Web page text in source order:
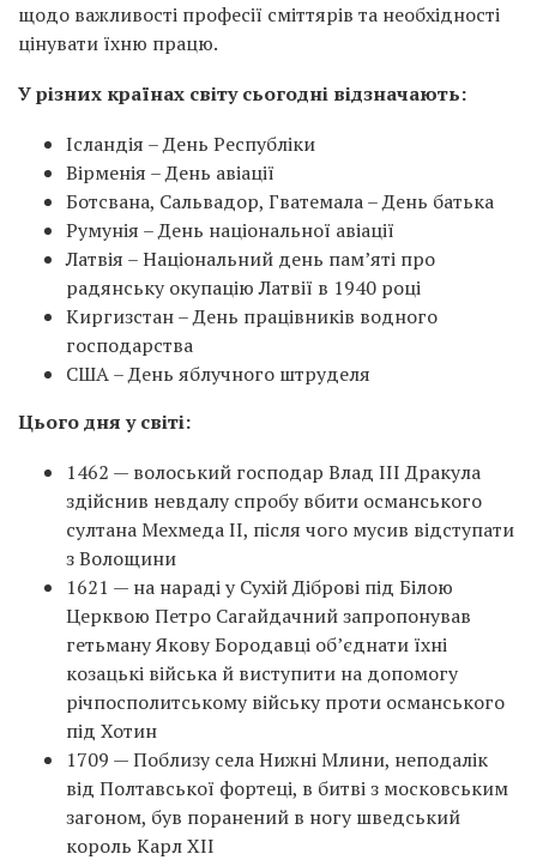
щодо важливості професії сміттярів та необхідності
цінувати їхню працю.
У різних країнах світу сьогодні відзначають:
Ісландія – День Республіки
Вірменія – День авіації
Ботсвана, Сальвадор, Гватемала – День батька
Румунія – День національної авіації
Латвія – Національний день пам’яті про
радянську окупацію Латвії в 1940 році
Киргизстан – День працівників водного
господарства
США – День яблучного штруделя
Цього дня у світі:
1462 — волоський господар Влад III Дракула
здійснив невдалу спробу вбити османського
султана Мехмеда II, після чого мусив відступати
з Волощини
1621 — на нараді у Сухій Діброві під Білою
Церквою Петро Сагайдачний запропонував
гетьману Якову Бородавці об’єднати їхні
козацькі війська й виступити на допомогу
річпосполитському війську проти османського
під Хотин
1709 — Поблизу села Нижні Млини, неподалік
від Полтавської фортеці, в битві з московським
загоном, був поранений в ногу шведський
король Карл XII